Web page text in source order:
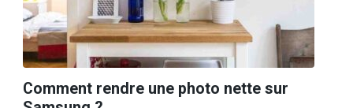
Comment rendre une photo nette sur